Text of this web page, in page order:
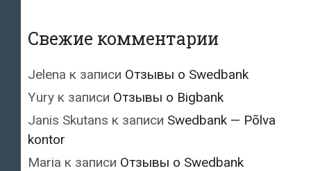
Свежие комментарии
Jelena к записи Отзывы о Swedbank
Yury к записи Отзывы о Bigbank
Janis Skutans к записи Swedbank — Põlva
kontor
Maria к записи Отзывы о Swedbank